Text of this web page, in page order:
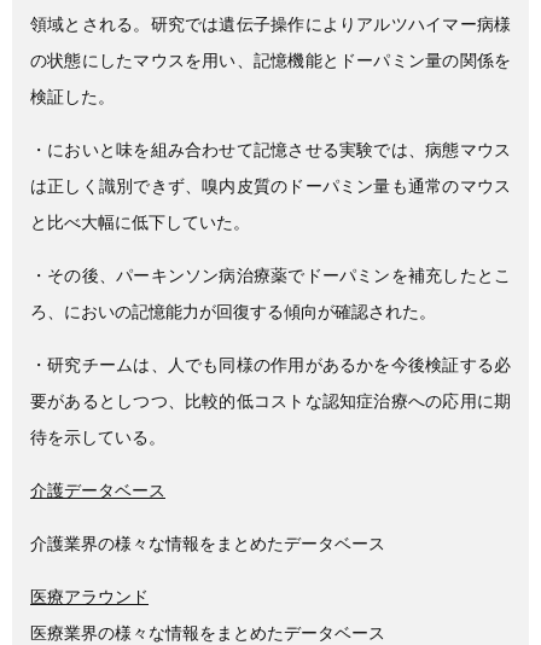
領域とされる。研究では遺伝子操作によりアルツハイマー病様
の状態にしたマウスを用い、記憶機能とドーパミン量の関係を
検証した。
・においと味を組み合わせて記憶させる実験では、病態マウス
は正しく識別できず、嗅内皮質のドーパミン量も通常のマウス
と比べ大幅に低下していた。
・その後、パーキンソン病治療薬でドーパミンを補充したとこ
ろ、においの記憶能力が回復する傾向が確認された。
・研究チームは、人でも同様の作用があるかを今後検証する必
要があるとしつつ、比較的低コストな認知症治療への応用に期
待を示している。
介護データベース
介護業界の様々な情報をまとめたデータベース
医療アラウンド
医療業界の様々な情報をまとめたデータベース